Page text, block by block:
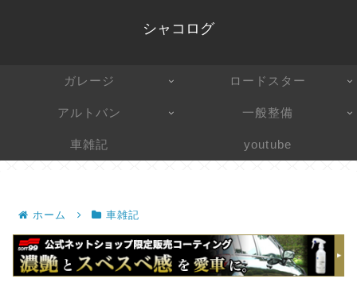
シャコログ
ガレージ ロードスター
アルトバン 一般整備
車雑記 youtube
ホーム 車雑記